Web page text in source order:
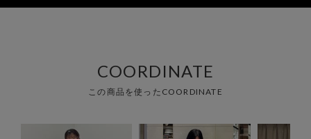
COORDINATE
この商品を使ったCOORDINATE